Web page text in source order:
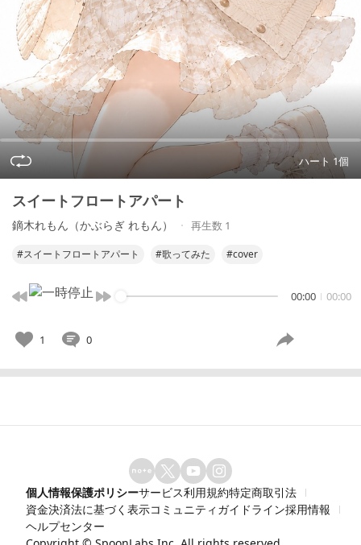
ハート 1個
スイートフロートアパート
鏑木れもん（かぶらぎ れもん） 再生数 1
#スイートフロートアパート #歌ってみた #cover
00:00 00:00
1 0
個人情報保護ポリシーサービス利用規約特定商取引法
資金決済法に基づく表示コミュニティガイドライン採用情報
ヘルプセンター